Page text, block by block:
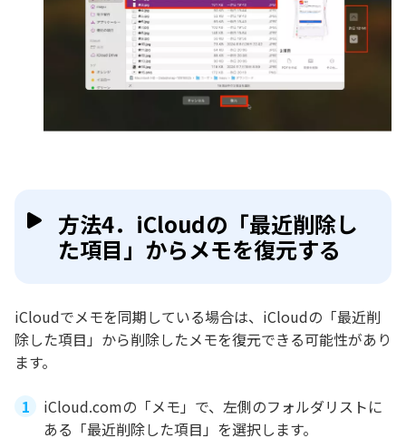
方法4．iCloudの「最近削除し
た項目」からメモを復元する
iCloudでメモを同期している場合は、iCloudの「最近削
除した項目」から削除したメモを復元できる可能性があり
ます。
iCloud.comの「メモ」で、左側のフォルダリストに
ある「最近削除した項目」を選択します。